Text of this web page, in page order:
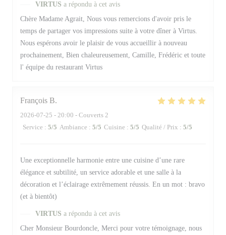
VIRTUS a répondu à cet avis
Chère Madame Agrait, Nous vous remercions d'avoir pris le
temps de partager vos impressions suite à votre dîner à Virtus.
Nous espérons avoir le plaisir de vous accueillir à nouveau
prochainement, Bien chaleureusement, Camille, Frédéric et toute
l' équipe du restaurant Virtus
François B
2026-07-25 - 20:00 - Couverts 2
Service : 5/5 Ambiance : 5/5 Cuisine : 5/5 Qualité / Prix : 5/5
Une exceptionnelle harmonie entre une cuisine d’une rare
élégance et subtilité, un service adorable et une salle à la
décoration et l’éclairage extrêmement réussis. En un mot : bravo
(et à bientôt)
VIRTUS a répondu à cet avis
Cher Monsieur Bourdoncle, Merci pour votre témoignage, nous